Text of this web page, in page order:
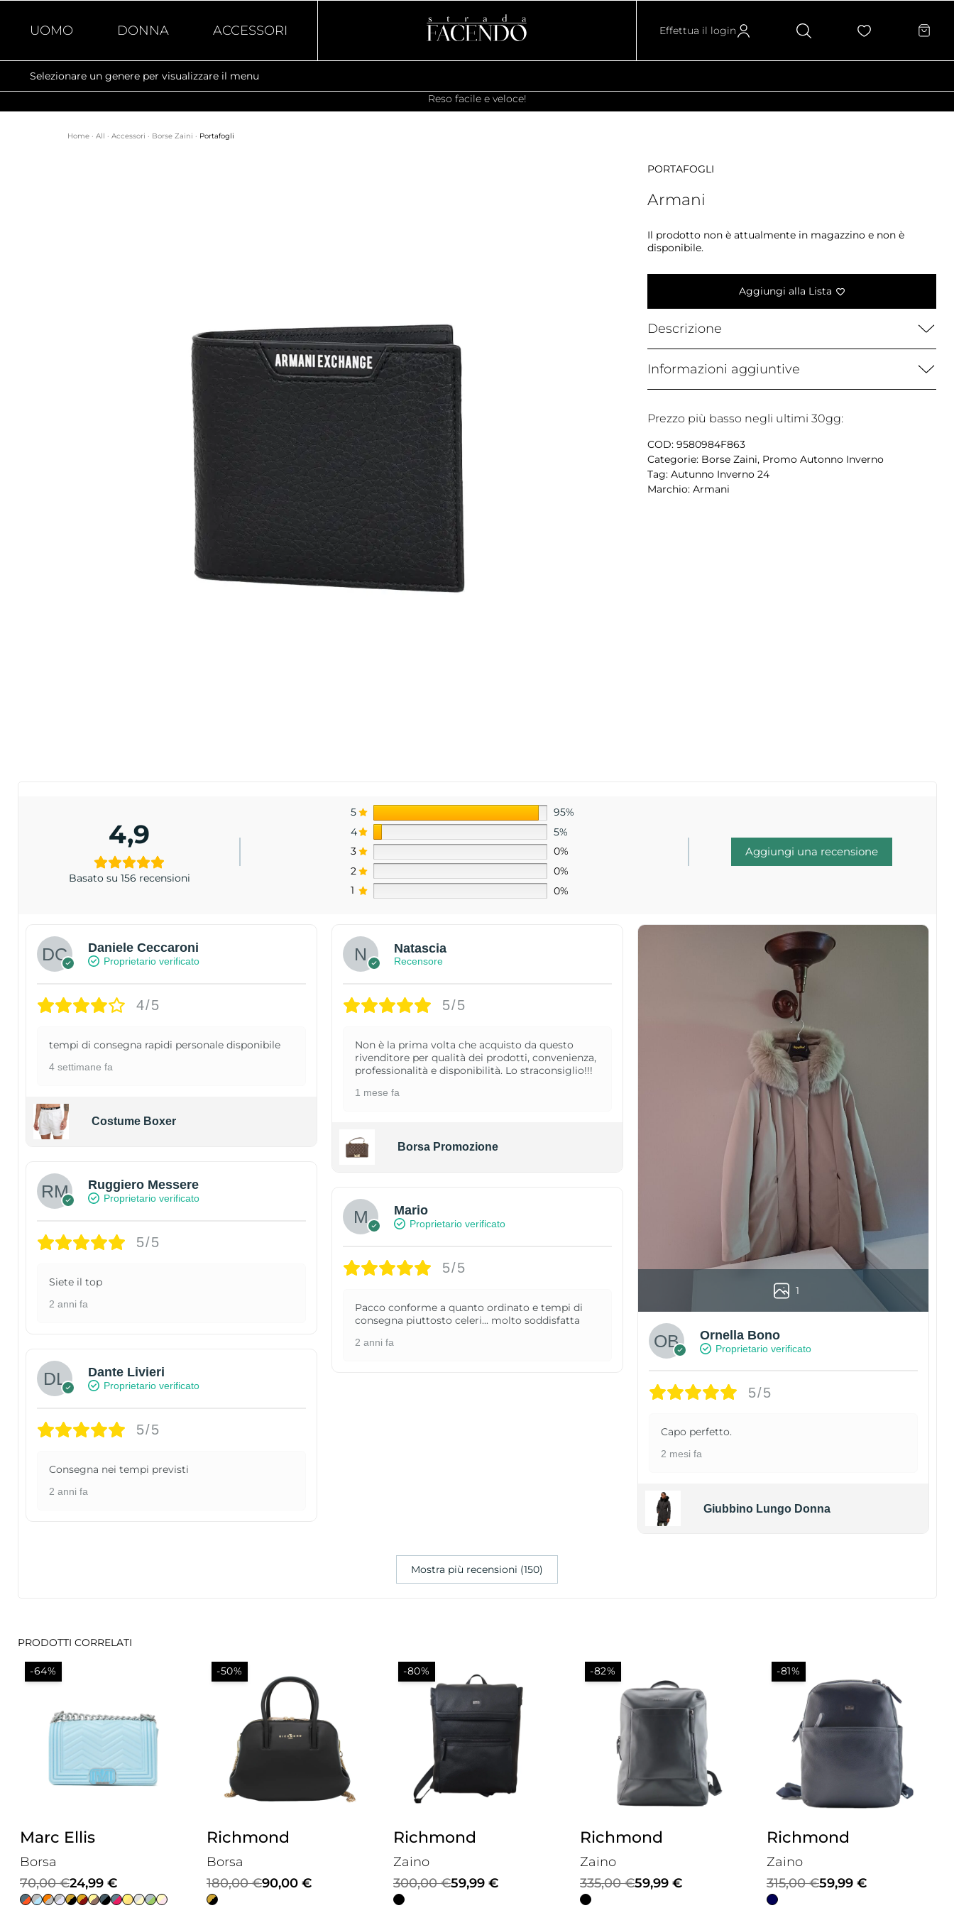
UOMO DONNA ACCESSORI Effettua il login
Selezionare un genere per visualizzare il menu
Reso facile e veloce!
Home · All · Accessori · Borse Zaini · Portafogli
PORTAFOGLI
Armani
Il prodotto non è attualmente in magazzino e non è
disponibile.
Aggiungi alla Lista
Descrizione
Informazioni aggiuntive
Prezzo più basso negli ultimi 30gg:
COD:9580984F863
Categorie: Borse Zaini, Promo Autonno Inverno
Tag:Autunno Inverno 24
Marchio:Armani
4,9
Basato su 156 recensioni
5
95%
4
5%
3
0%
2
0%
1
0%
Aggiungi una recensione
Daniele Ceccaroni
Proprietario verificato
4/5
tempi di consegna rapidi personale disponibile
4 settimane fa
Costume Boxer
Ruggiero Messere
Proprietario verificato
5/5
Siete il top
2 anni fa
Dante Livieri
Proprietario verificato
5/5
Consegna nei tempi previsti
2 anni fa
Natascia
Recensore
5/5
Non è la prima volta che acquisto da questo
rivenditore per qualità dei prodotti, convenienza,
professionalità e disponibilità. Lo straconsiglio!!!
1 mese fa
Borsa Promozione
Mario
Proprietario verificato
5/5
Pacco conforme a quanto ordinato e tempi di
consegna piuttosto celeri... molto soddisfatta
2 anni fa
1
Ornella Bono
Proprietario verificato
5/5
Capo perfetto.
2 mesi fa
Giubbino Lungo Donna
Mostra più recensioni (150)
PRODOTTI CORRELATI
-64%
Marc Ellis
Borsa
70,00€
Il
prezzo
24,99 €
Il
prezzo
-50%
Richmond
Borsa
180,00€
Il
prezzo
90,00 €
Il
prezzo
-80%
Richmond
Zaino
300,00€
Il
prezzo
59,99 €
Il
prezzo
-82%
Richmond
Zaino
335,00€
Il
prezzo
59,99 €
Il
prezzo
-81%
Richmond
Zaino
315,00€
Il
prezzo
59,99 €
Il
prezzo